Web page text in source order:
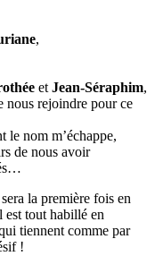
,
et Jean-Séraphim,
nous rejoindre pour ce
le nom m’échappe,
de nous avoir
la première fois en
est tout habillé en
tiennent comme par
!